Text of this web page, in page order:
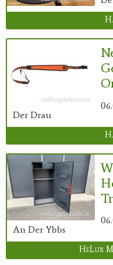
Der Drau
An Der Ybbs
HeLux